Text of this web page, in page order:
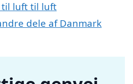
til luft til luft
dele af Danmark